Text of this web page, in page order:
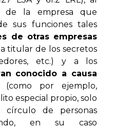
de la empresa que
sus funciones tales
de otras empresas
titular de los secretos
etc.)
y a los
conocido a causa
(como por ejemplo,
especial propio, solo
círculo de personas
en su caso